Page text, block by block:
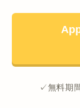
✓無料期